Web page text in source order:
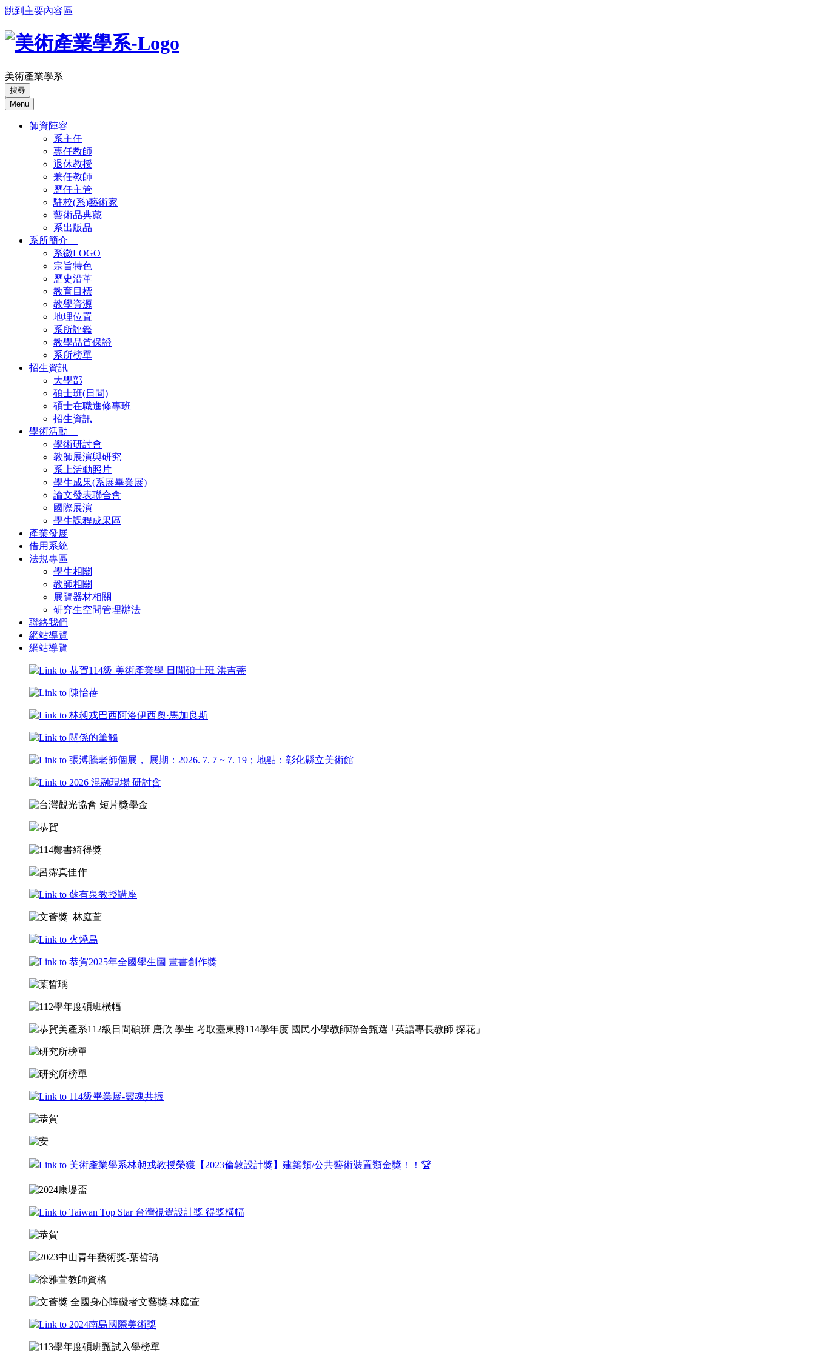
跳到主要內容區
美術產業學系
搜尋
Menu
師資陣容
系主任
專任教師
退休教授
兼任教師
歷任主管
駐校(系)藝術家
藝術品典藏
系出版品
系所簡介
系徽LOGO
宗旨特色
歷史沿革
教育目標
教學資源
地理位置
系所評鑑
教學品質保證
系所榜單
招生資訊
大學部
碩士班(日間)
碩士在職進修專班
招生資訊
學術活動
學術研討會
教師展演與研究
系上活動照片
學生成果(系展畢業展)
論文發表聯合會
國際展演
學生課程成果區
產業發展
借用系統
法規專區
學生相關
教師相關
展覽器材相關
研究生空間管理辦法
聯絡我們
網站導覽
網站導覽